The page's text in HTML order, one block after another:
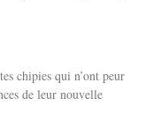
chipies qui n’ont peur
de leur nouvelle